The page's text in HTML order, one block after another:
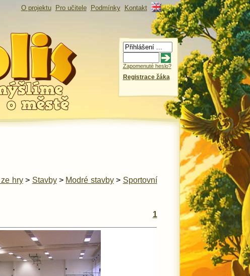
O projektu Pro učitele Podmínky Kontakt
Zapomenuté heslo?
Registrace žáka
hry> Stavby> Modré stavby> Sportovní
1